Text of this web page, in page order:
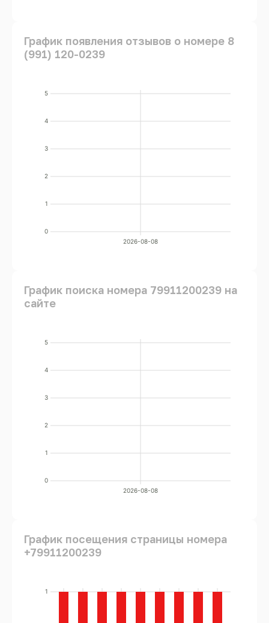
График появления отзывов о номере 8
(991) 120-0239
0
1
2
3
4
5
2026-08-08
График поиска номера 79911200239 на
сайте
0
1
2
3
4
5
2026-08-08
График посещения страницы номера
+79911200239
1